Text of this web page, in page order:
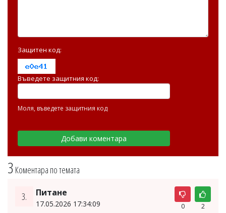
3 Коментара по темата
3. Питане
17.05.2026 17:34:09 0 2
Защитен код:
Въведете защитния код:
Моля, въведете защитния код